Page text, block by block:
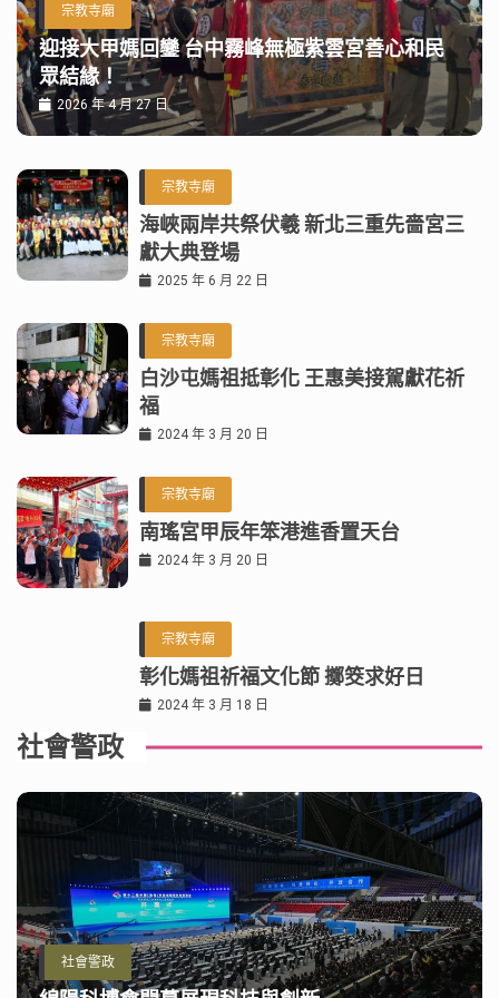
宗教寺廟
迎接大甲媽回鑾 台中霧峰無極紫雲宮善心和民
眾結緣！
2026 年 4 月 27 日
宗教寺廟
海峽兩岸共祭伏羲 新北三重先嗇宮三
獻大典登場
2025 年 6 月 22 日
宗教寺廟
白沙屯媽祖抵彰化 王惠美接駕獻花祈
福
2024 年 3 月 20 日
宗教寺廟
南瑤宮甲辰年笨港進香置天台
2024 年 3 月 20 日
宗教寺廟
彰化媽祖祈福文化節 擲筊求好日
2024 年 3 月 18 日
社會警政
社會警政